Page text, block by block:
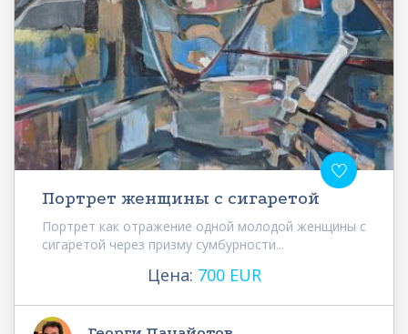
Портрет женщины с сигаретой
Портрет как отражение одной молодой женщины с
сигаретой через призму сумбурности...
Цена: 700 EUR